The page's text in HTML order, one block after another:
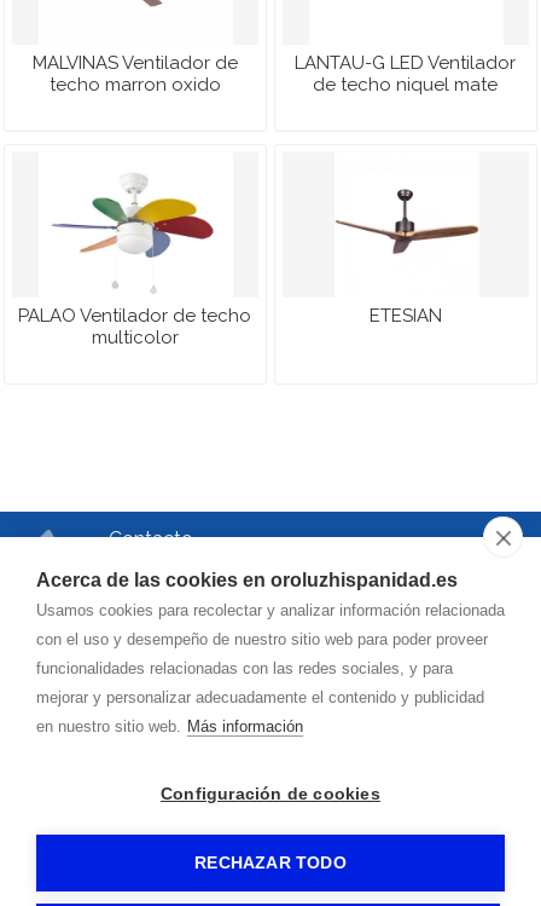
Acerca de las cookies en oroluzhispanidad.es
Usamos cookies para recolectar y analizar información relacionada
con el uso y desempeño de nuestro sitio web para poder proveer
funcionalidades relacionadas con las redes sociales, y para
mejorar y personalizar adecuadamente el contenido y publicidad
en nuestro sitio web. Más información
Configuración de cookies
RECHAZAR TODO
MALVINAS Ventilador de
techo marron oxido
LANTAU-G LED Ventilador
de techo niquel mate
PALAO Ventilador de techo
multicolor
ETESIAN
Contacto
Teléfono
976.750.504
Correo
oroluzhispanidad@hotmail.es
-(Zaragoza)
Política de cookies- ByCiberPubli -